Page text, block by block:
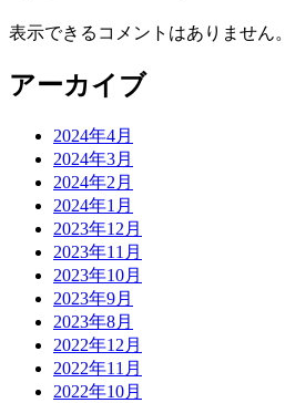
表示できるコメントはありません。
アーカイブ
2024年4月
2024年3月
2024年2月
2024年1月
2023年12月
2023年11月
2023年10月
2023年9月
2023年8月
2022年12月
2022年11月
2022年10月